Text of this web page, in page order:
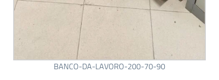
BANCO-DA-LAVORO-200-70-90